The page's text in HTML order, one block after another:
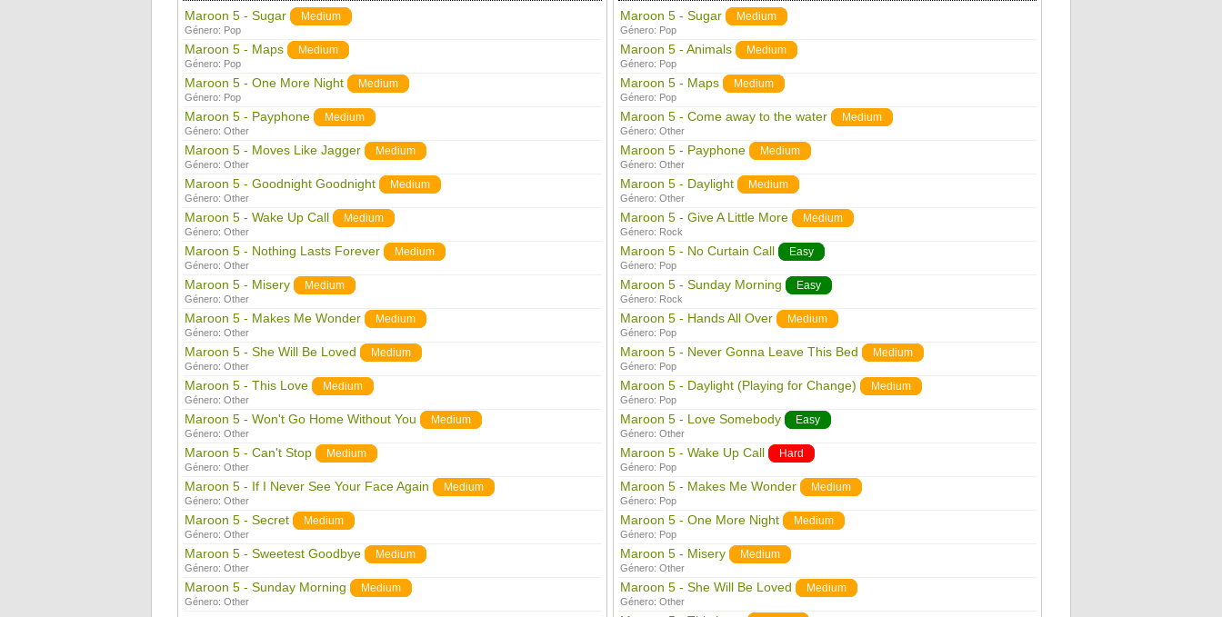
Maroon 5 - Sugar Medium
Género: Pop
Maroon 5 - Maps Medium
Género: Pop
Maroon 5 - One More Night Medium
Género: Pop
Maroon 5 - Payphone Medium
Género: Other
Maroon 5 - Moves Like Jagger Medium
Género: Other
Maroon 5 - Goodnight Goodnight Medium
Género: Other
Maroon 5 - Wake Up Call Medium
Género: Other
Maroon 5 - Nothing Lasts Forever Medium
Género: Other
Maroon 5 - Misery Medium
Género: Other
Maroon 5 - Makes Me Wonder Medium
Género: Other
Maroon 5 - She Will Be Loved Medium
Género: Other
Maroon 5 - This Love Medium
Género: Other
Maroon 5 - Won't Go Home Without You Medium
Género: Other
Maroon 5 - Can't Stop Medium
Género: Other
Maroon 5 - If I Never See Your Face Again Medium
Género: Other
Maroon 5 - Secret Medium
Género: Other
Maroon 5 - Sweetest Goodbye Medium
Género: Other
Maroon 5 - Sunday Morning Medium
Género: Other
Maroon 5 - Sugar Medium
Género: Pop
Maroon 5 - Animals Medium
Género: Pop
Maroon 5 - Maps Medium
Género: Pop
Maroon 5 - Come away to the water Medium
Género: Other
Maroon 5 - Payphone Medium
Género: Other
Maroon 5 - Daylight Medium
Género: Other
Maroon 5 - Give A Little More Medium
Género: Rock
Maroon 5 - No Curtain Call Easy
Género: Pop
Maroon 5 - Sunday Morning Easy
Género: Rock
Maroon 5 - Hands All Over Medium
Género: Pop
Maroon 5 - Never Gonna Leave This Bed Medium
Género: Pop
Maroon 5 - Daylight (Playing for Change) Medium
Género: Pop
Maroon 5 - Love Somebody Easy
Género: Other
Maroon 5 - Wake Up Call Hard
Género: Pop
Maroon 5 - Makes Me Wonder Medium
Género: Pop
Maroon 5 - One More Night Medium
Género: Pop
Maroon 5 - Misery Medium
Género: Other
Maroon 5 - She Will Be Loved Medium
Género: Other